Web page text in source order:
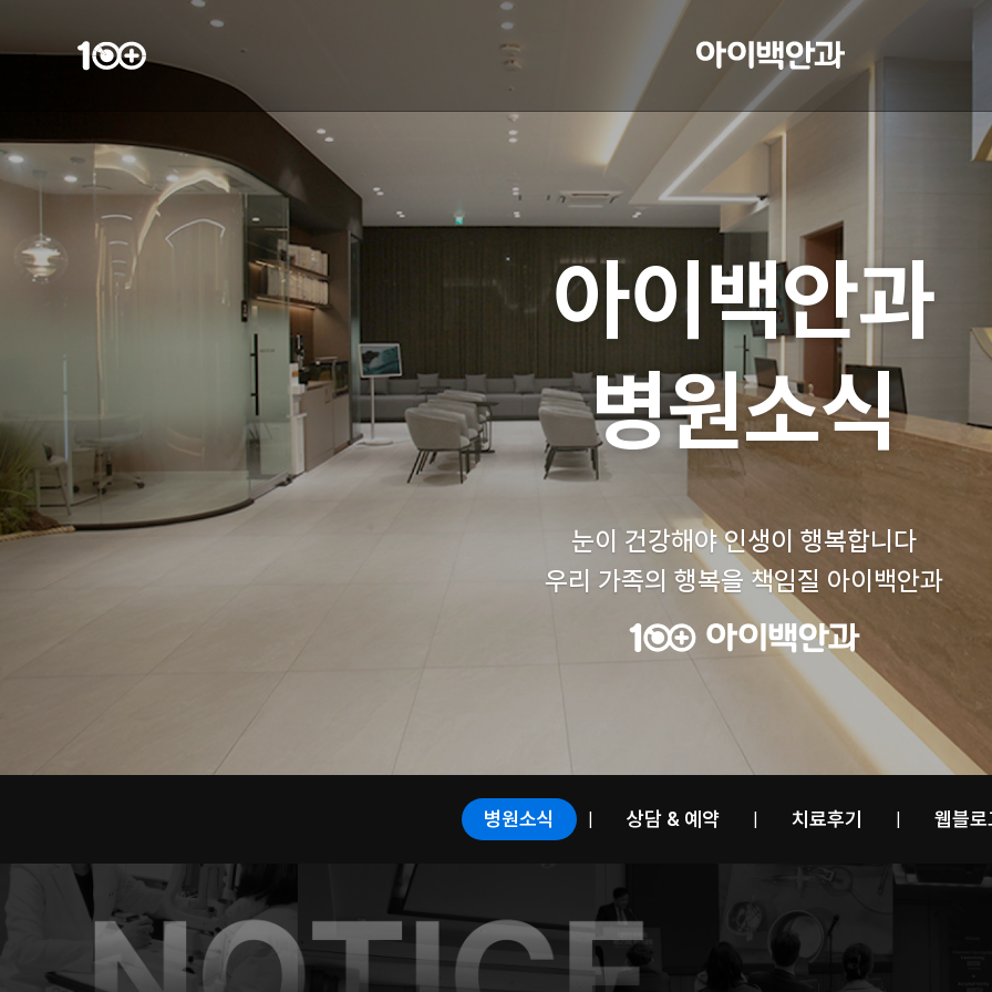
아이백안과
병원소식
눈이 건강해야 인생이 행복합니다
우리 가족의 행복을 책임질 아이백안과
병원소식 상담 & 예약 치료후기 웹블로